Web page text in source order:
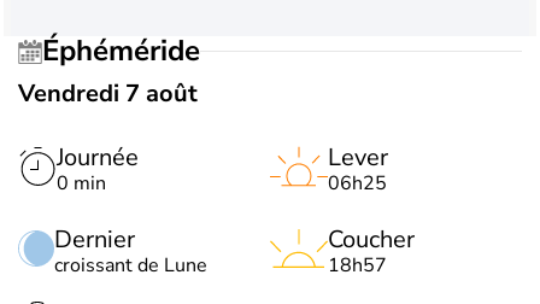
Éphéméride
Vendredi 7 août
Journée
0 min
Dernier
croissant de Lune
Lever
06h25
Coucher
18h57